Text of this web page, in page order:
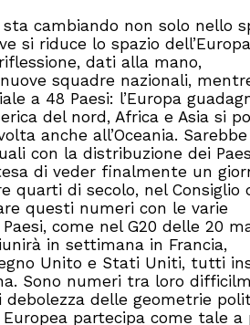
cambiando non solo nello
si riduce lo spazio dell’Europa
dati alla mano,
squadre nazionali,
a 48 Paesi: l’Europa
del nord, Africa e Asia si
anche all’Oceania. Sarebbe
con la distribuzione dei
di veder finalmente un
quarti di secolo, nel Consiglio
questi numeri con le varie
come nel G20 delle 20
in settimana in Francia,
Unito e Stati Uniti, tutti
Sono numeri tra loro
delle geometrie
partecipa come tale a